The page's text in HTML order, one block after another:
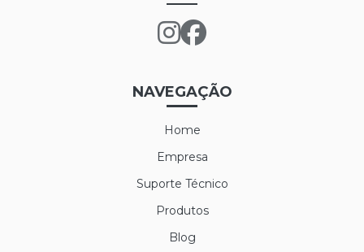
NAVEGAÇÃO
Home
Empresa
Suporte Técnico
Produtos
Blog